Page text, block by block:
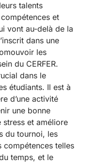
talents
et
vont au-delà de la
dans une
les
du CERFER.
dans le
étudiants. Il est à
d’une activité
une bonne
et améliore
du tournoi, les
compétences telles
temps, et le